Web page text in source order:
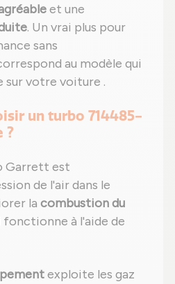
et une
. Un vrai plus pour
sans
au modèle qui
sur votre voiture .
un turbo 714485-
?
Garrett est
de l'air dans le
la combustion du
fonctionne à l'aide de
exploite les gaz